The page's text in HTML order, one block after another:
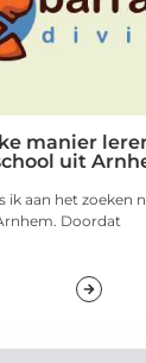
manier
uit
ik aan het zoeken
Doordat